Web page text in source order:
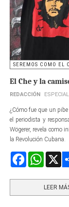
SEREMOS COMO EL
El Che y la
REDACCIÓN
¿Cómo fue que un
el periodista y
Wögerer, revela como
la Revolución Cubana.
Facebook
LEER